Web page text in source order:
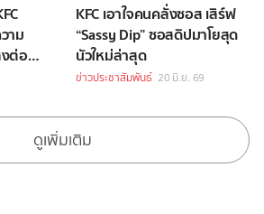
าม
ต่อ
ร
KFC เอาใจคนคลั่งซอส เสิร์ฟ
“Sassy Dip” ซอสดิปมาโยสุด
นัวใหม่ล่าสุด
ข่าวประชาสัมพันธ์ 20 มิ.ย. 69
ดูเพิ่มเติม